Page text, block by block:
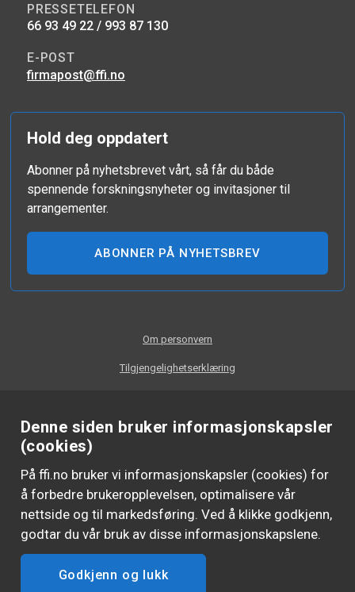
Denne siden bruker informasjonskapsler
(cookies)
På ffi.no bruker vi informasjonskapsler (cookies) for
å forbedre brukeropplevelsen, optimalisere vår
nettside og til markedsføring. Ved å klikke godkjenn,
godtar du vår bruk av disse informasjonskapslene.
Godkjenn og lukk
PRESSETELEFON
66 93 49 22 / 993 87 130
E-POST
firmapost@ffi.no
Hold deg oppdatert
Abonner på nyhetsbrevet vårt, så får du både
spennende forskningsnyheter og invitasjoner til
arrangementer.
ABONNER PÅ NYHETSBREV
Om personvern
Tilgjengelighetserklæring